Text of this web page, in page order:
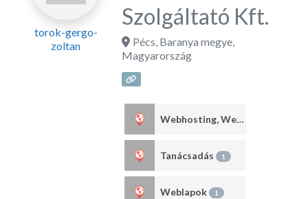
torok-gergo-
zoltan
Szolgáltató Kft.
Pécs, Baranya megye,
Magyarország
Webhosting, Webdesign
Tanácsadás 1
Weblapok 1